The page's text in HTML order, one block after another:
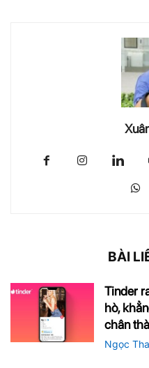
BÀI
Tinder
hò,
chân
Ngọc